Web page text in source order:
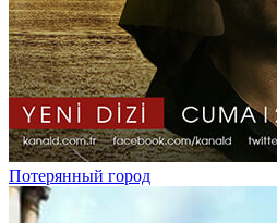
Потерянный город